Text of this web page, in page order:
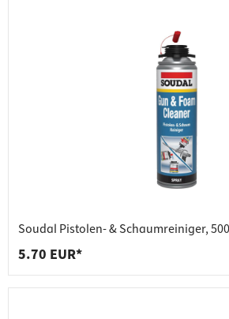
Soudal Pistolen- & Schaumreiniger,
5.70 EUR*